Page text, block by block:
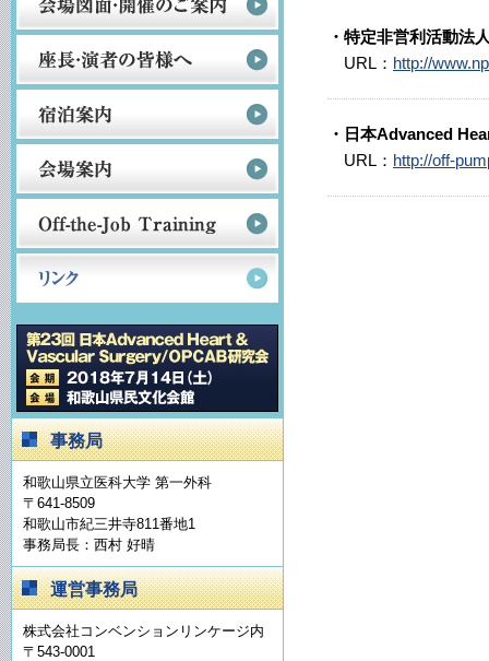
・特定非営利活動
URL： http://
・日本Advanced
URL： http://off-
事務局
和歌山県立医科大学 第一外科
〒641-8509
和歌山市紀三井寺811番地1
事務局長：西村 好晴
運営事務局
株式会社コンベンションリンケージ内
〒543-0001